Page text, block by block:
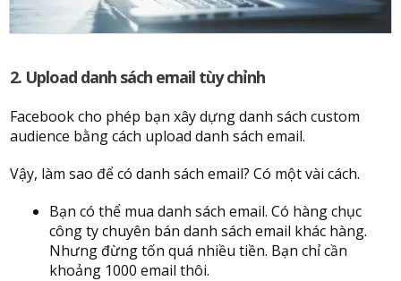
2. Upload danh sách email tùy chỉnh
Facebook cho phép bạn xây dựng danh sách custom
audience bằng cách upload danh sách email.
Vậy, làm sao để có danh sách email? Có một vài cách.
Bạn có thể mua danh sách email. Có hàng chục
công ty chuyên bán danh sách email khác hàng.
Nhưng đừng tốn quá nhiều tiền. Bạn chỉ cần
khoảng 1000 email thôi.